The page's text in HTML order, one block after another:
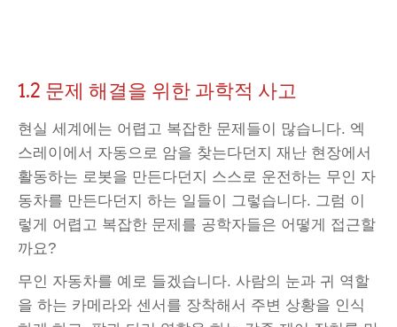
1.2 문제 해결을 위한 과학적 사고
현실 세계에는 어렵고 복잡한 문제들이 많습니다. 엑
스레이에서 자동으로 암을 찾는다던지 재난 현장에서
활동하는 로봇을 만든다던지 스스로 운전하는 무인 자
동차를 만든다던지 하는 일들이 그렇습니다. 그럼 이
렇게 어렵고 복잡한 문제를 공학자들은 어떻게 접근할
까요?
무인 자동차를 예로 들겠습니다. 사람의 눈과 귀 역할
을 하는 카메라와 센서를 장착해서 주변 상황을 인식